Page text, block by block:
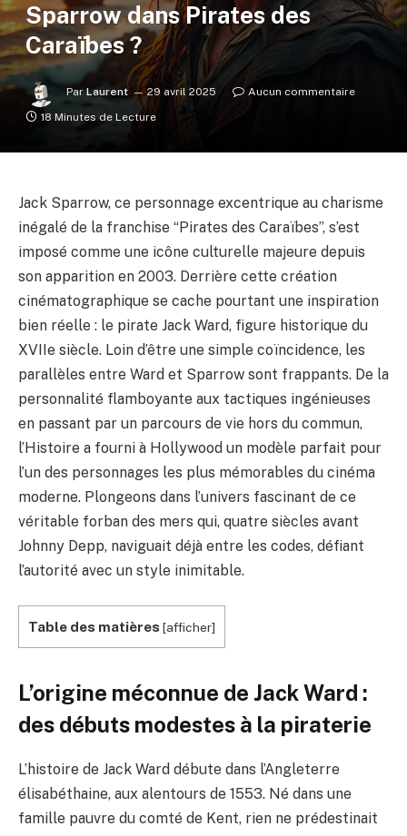
Sparrow dans Pirates des
Caraïbes ?
Par Laurent 29 avril 2025
Aucun commentaire
18 Minutes de Lecture
Jack Sparrow, ce personnage excentrique au charisme
inégalé de la franchise “Pirates des Caraïbes”, s’est
imposé comme une icône culturelle majeure depuis
son apparition en 2003. Derrière cette création
cinématographique se cache pourtant une inspiration
bien réelle : le pirate Jack Ward, figure historique du
XVIIe siècle. Loin d’être une simple coïncidence, les
parallèles entre Ward et Sparrow sont frappants. De la
personnalité flamboyante aux tactiques ingénieuses
en passant par un parcours de vie hors du commun,
l’Histoire a fourni à Hollywood un modèle parfait pour
l’un des personnages les plus mémorables du cinéma
moderne. Plongeons dans l’univers fascinant de ce
véritable forban des mers qui, quatre siècles avant
Johnny Depp, naviguait déjà entre les codes, défiant
l’autorité avec un style inimitable.
Table des matières [afficher]
L’origine méconnue de Jack Ward :
des débuts modestes à la piraterie
L’histoire de Jack Ward débute dans l’Angleterre
élisabéthaine, aux alentours de 1553. Né dans une
famille pauvre du comté de Kent, rien ne prédestinait